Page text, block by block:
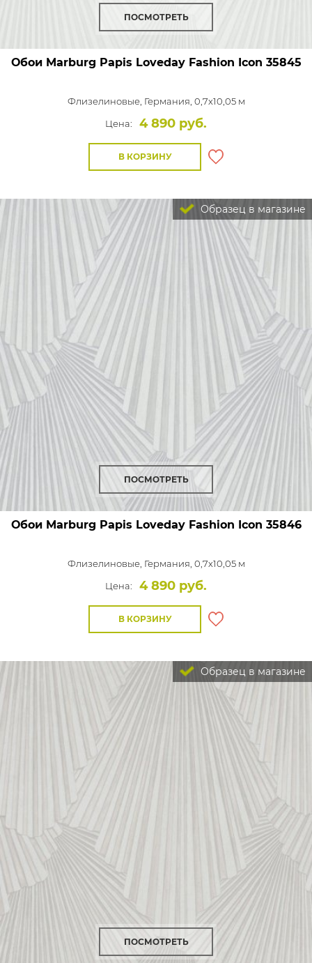
ПОСМОТРЕТЬ
Обои Marburg Papis Loveday Fashion Icon 35845
Флизелиновые, Германия, 0,7x10,05 м
Цена:
4 890 руб.
В КОРЗИНУ
Образец в магазине
ПОСМОТРЕТЬ
Обои Marburg Papis Loveday Fashion Icon 35846
Флизелиновые, Германия, 0,7x10,05 м
Цена:
4 890 руб.
В КОРЗИНУ
Образец в магазине
ПОСМОТРЕТЬ